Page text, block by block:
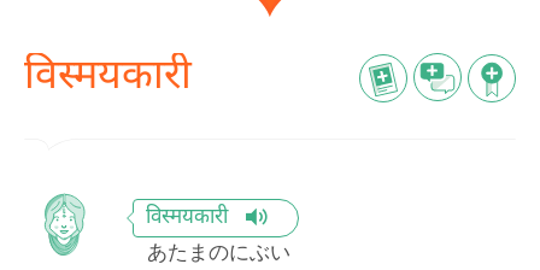
विस्मयकारी
विस्मयकारी
あたまのにぶい